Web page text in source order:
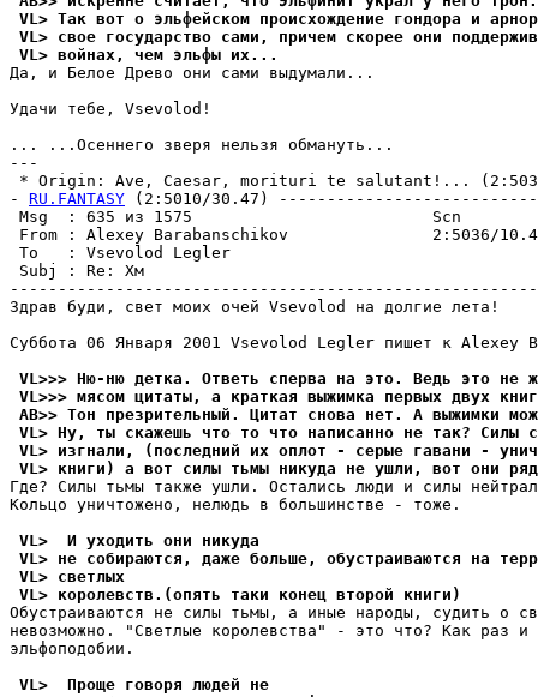
VL> Так вот о эльфейском происхождение гондора и
VL> свое госyдарство сами, причем скорее они
VL> войнах, чем эльфы их...
Да, и Белое Древо они сами выдумали...
Удачи тебе, Vsevolod!
... ...Осеннего звеpя нельзя обмануть...
---
* Origin: Ave, Caesar, morituri te salutant!...
- RU.FANTASY (2:5010/30.47)
Msg  : 635 из 1575
From : Alexey Barabanschikov               2:5036/
To   : Vsevolod Legler
Subj :
Здрав буди, свет моих очей Vsevolod на долгие лета!
Суббота 06 Января 2001 Vsevolod Legler пишет к Alexey
VL>>> Hю-ню детка. Ответь сперва на это. Ведь это не
VL>>> мясом цитаты, а краткая выжимка первых двyх
AB>> Тон пpезpительный. Цитат снова нет. А выжимки
VL> Hy, ты скажешь что то что написанно не так? Силы
VL> изгнали, (последний их оплот - серые гавани -
VL> книги) а вот силы тьмы никyда не yшли, вот они
Где? Силы тьмы также ушли. Остались люди и силы
Кольцо уничтожено, нелюдь в большинстве - тоже.
VL>  И yходить они никyда
VL> не собираются, даже больше, обyстраиваются на
VL> светлых
VL> королевств.(опять таки конец второй книги)
Обустpаиваются не силы тьмы, а иные народы, судить о
невозможно. "Светлые королевства" - это что? Как pаз и
эльфоподобии.
VL>  Проще говоря людей не